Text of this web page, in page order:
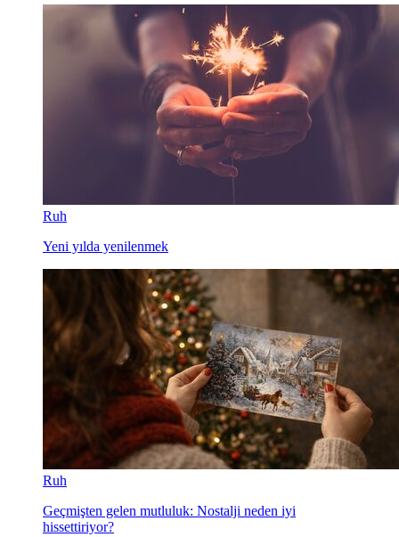
Ruh
Yeni yılda yenilenmek
Ruh
Geçmişten gelen mutluluk: Nostalji neden iyi
hissettiriyor?